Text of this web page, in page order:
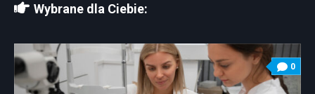
Wybrane dla Ciebie:
0